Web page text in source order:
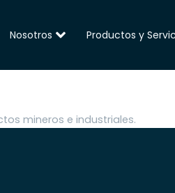
Nosotros Productos y
mineros e industriales.